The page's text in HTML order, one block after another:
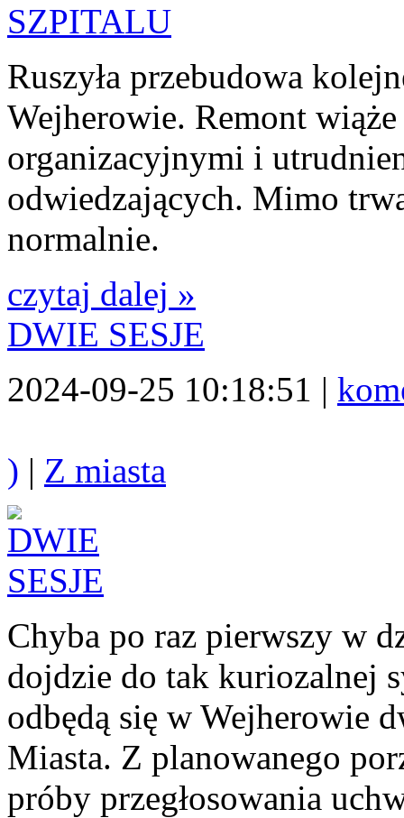
Ruszyła przebudowa
Wejherowie. Remont
organizacyjnymi i
odwiedzających. Mimo
normalnie.
czytaj dalej »
DWIE SESJE
2024-09-25 10:18:51 |
) | Z miasta
Chyba po raz pierwszy w
dojdzie do tak kuriozalnej
odbędą się w Wejherowie
Miasta. Z planowanego
próby przegłosowania